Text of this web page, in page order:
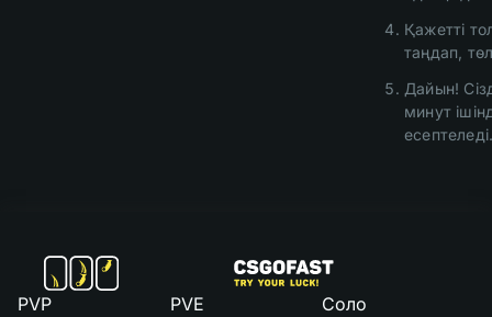
Қажетті
таңдап,
Дайын!
минут
PVP PVE Соло